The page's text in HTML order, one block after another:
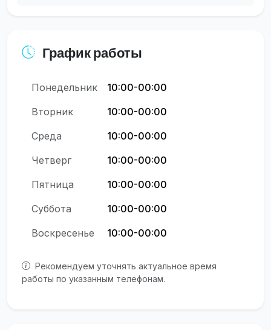
График работы
Понедельник
10:00-00:00
Вторник
10:00-00:00
Среда
10:00-00:00
Четверг
10:00-00:00
Пятница
10:00-00:00
Суббота
10:00-00:00
Воскресенье
10:00-00:00
Рекомендуем уточнять актуальное время
работы по указанным телефонам.